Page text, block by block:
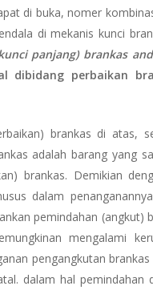
di buka, nomer
di mekanis kunci
panjang) brankas
dibidang perbaikan
brankas di atas,
adalah barang yang
brankas. Demikian
dalam
pemindahan (angkut)
mengalami
pengangkutan
dalam hal pemindahan